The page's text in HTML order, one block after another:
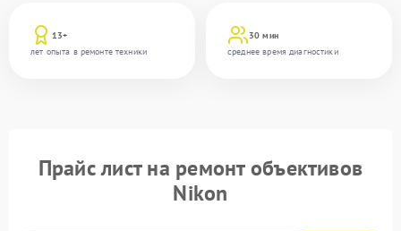
13+
лет опыта в ремонте техники
30 мин
среднее время диагностики
Прайс лист на ремонт объективов
Nikon